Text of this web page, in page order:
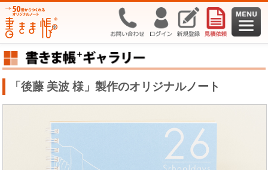
「後藤 美波 様」製作のオリジナルノート